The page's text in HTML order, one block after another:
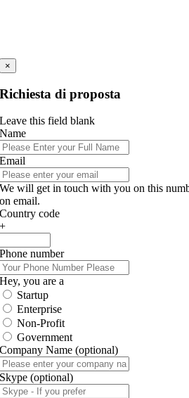
×
Richiesta di proposta
Leave this field blank
Name
Email
We will get in touch with you on this
on email.
Country code
+
Phone number
Hey, you are a
Startup
Enterprise
Non-Profit
Government
Company Name (optional)
Skype (optional)